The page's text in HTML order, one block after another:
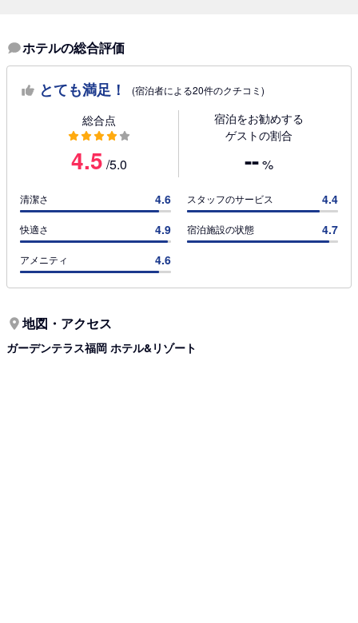
ホテルの総合評価
とても満足！ (宿泊者による20件のクチコミ)
総合点
4.5 /5.0
宿泊をお勧めする
ゲストの割合
--%
清潔さ 4.6 スタッフのサービス 4.4
快適さ 4.9 宿泊施設の状態 4.7
アメニティ 4.6
地図・アクセス
ガーデンテラス福岡 ホテル&リゾート